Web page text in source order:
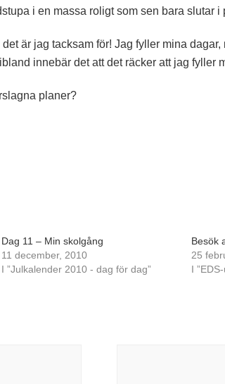
i en massa roligt som sen bara slutar i
är jag tacksam för! Jag fyller mina
innebär det att det räcker att jag fyller
planer?
Dag 11 – Min skolgång
11 december, 2010
I ”Julkalender 2010 - dag för dag”
Besök
25
I